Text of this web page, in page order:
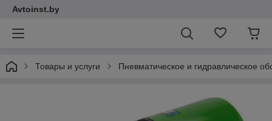
Avtoinst.by
Товары и услуги Пневматическое и гидравлическое